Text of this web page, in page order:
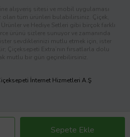
Sepete Ekle
alışveriş sitesi ve mobil uygulaması
olan tüm ürünleri bulabilirsiniz. Çiçek,
ve Hediye Setleri gibi birçok farklı
ürünü sizlere sunuyor ve zamanında
sevdiklerinizi mutlu etmek için, ister
Çiçeksepeti Extra’nın fırsatlarla dolu
mutlu bir gün geçirebilirsiniz.
İnternet Hizmetleri A.Ş